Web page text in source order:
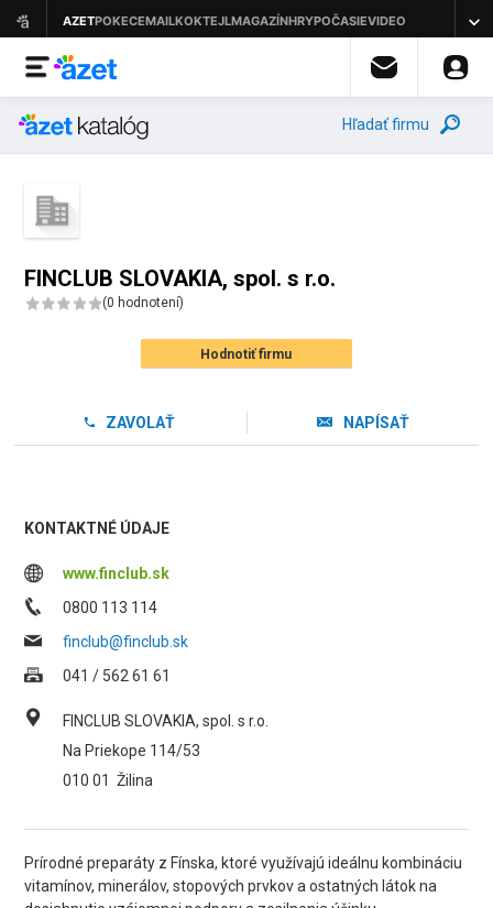
Hľadať firmu
FINCLUB SLOVAKIA, spol. s r.o.
(0 hodnotení)
Hodnotiť firmu
ZAVOLAŤ NAPÍSAŤ
KONTAKTNÉ ÚDAJE
www.finclub.sk
0800 113 114
finclub@finclub.sk
041 / 562 61 61
FINCLUB SLOVAKIA, spol. s r.o.
Na Priekope 114/53
010 01 Žilina
Prírodné preparáty z Fínska, ktoré využívajú ideálnu kombináciu
vitamínov, minerálov, stopových prvkov a ostatných látok na